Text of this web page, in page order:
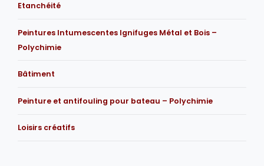
Etanchéité
Peintures Intumescentes Ignifuges Métal et Bois –
Polychimie
Bâtiment
Peinture et antifouling pour bateau – Polychimie
Loisirs créatifs